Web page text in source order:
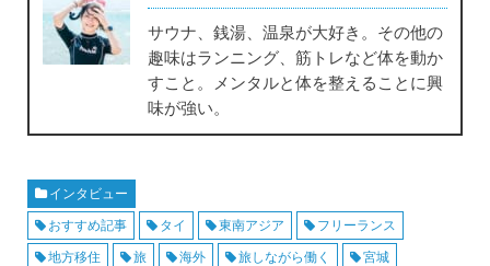
サウナ、銭湯、温泉が大好き。その他の
趣味はランニング、筋トレなど体を動か
すこと。メンタルと体を整えることに興
味が強い。
インタビュー
おすすめ記事
タイ 東南アジア
フリーランス
地方移住
旅 海外 旅しながら働く
宮城